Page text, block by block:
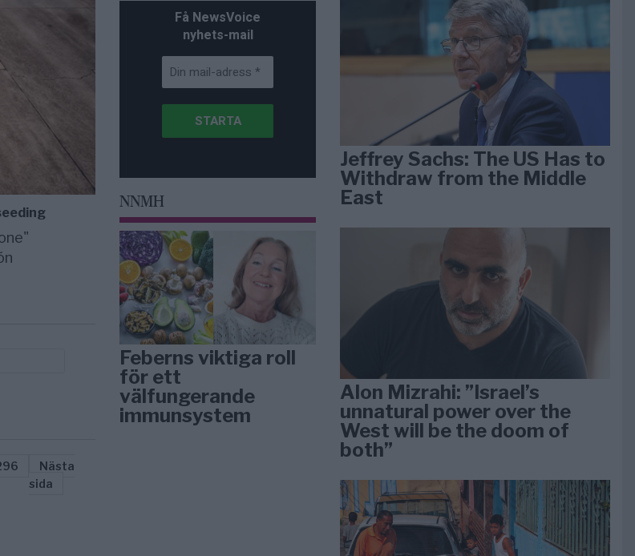
Nästa
sida
Få NewsVoice
nyhets-mail
NNMH
Feberns viktiga roll
för ett
välfungerande
immunsystem
Jeffrey Sachs: The US Has to
Withdraw from the Middle
East
Alon Mizrahi: ”Israel’s
unnatural power over the
West will be the doom of
both”